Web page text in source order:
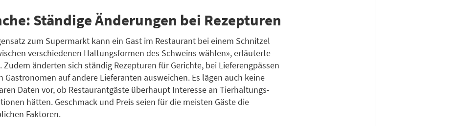
Ständige Änderungen bei Rezepturen
zum Supermarkt kann ein Gast im Restaurant bei einem Schnitzel
verschiedenen Haltungsformen des Schweins wählen», erläuterte
Zudem änderten sich ständig Rezepturen für Gerichte, bei Lieferengpässen
Gastronomen auf andere Lieferanten ausweichen. Es lägen auch keine
Daten vor, ob Restaurantgäste überhaupt Interesse an Tierhaltungs-
hätten. Geschmack und Preis seien für die meisten Gäste die
Faktoren.